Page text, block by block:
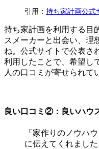
引用： 持ち家計画公式
持ち家計画を利用する目
スメーカーと出会い、理
ね。公式サイトで公表さ
利用したことで、希望し
人の口コミが寄せられて
良い口コミ②：良いハウ
「家作りのノウハ
に伝えてくれました